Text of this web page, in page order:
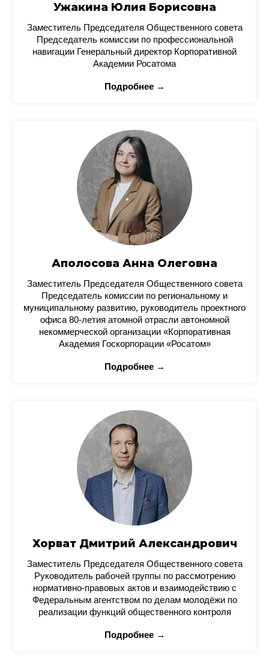
Ужакина Юлия Борисовна
Заместитель Председателя Общественного совета
Председатель комиссии по профессиональной
навигации Генеральный директор Корпоративной
Академии Росатома
Подробнее →
Аполосова Анна Олеговна
Заместитель Председателя Общественного совета
Председатель комиссии по региональному и
муниципальному развитию, руководитель проектного
офиса 80-летия атомной отрасли автономной
некоммерческой организации «Корпоративная
Академия Госкорпорации «Росатом»
Подробнее →
Хорват Дмитрий Александрович
Заместитель Председателя Общественного совета
Руководитель рабочей группы по рассмотрению
нормативно-правовых актов и взаимодействию с
Федеральным агентством по делам молодёжи по
реализации функций общественного контроля
Подробнее →